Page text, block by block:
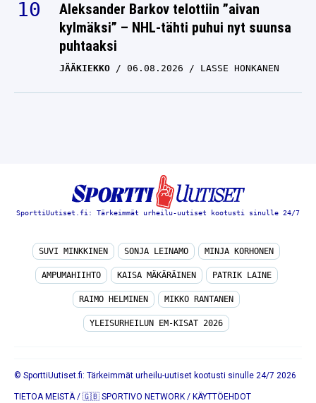
Aleksander Barkov telottiin ”aivan
kylmäksi” – NHL-tähti puhui nyt suunsa
puhtaaksi
JÄÄKIEKKO 06.08.2026 LASSE HONKANEN
SporttiUutiset.fi: Tärkeimmät urheilu-uutiset kootusti sinulle 24/7
SUVI MINKKINEN SONJA LEINAMO MINJA KORHONEN
AMPUMAHIIHTO KAISA MÄKÄRÄINEN PATRIK LAINE
RAIMO HELMINEN MIKKO RANTANEN
YLEISURHEILUN EM-KISAT 2026
© SporttiUutiset.fi: Tärkeimmät urheilu-uutiset kootusti sinulle 24/7 2026
TIETOA MEISTÄ/ 🇬🇧 SPORTIVO NETWORK / KÄYTTÖEHDOT